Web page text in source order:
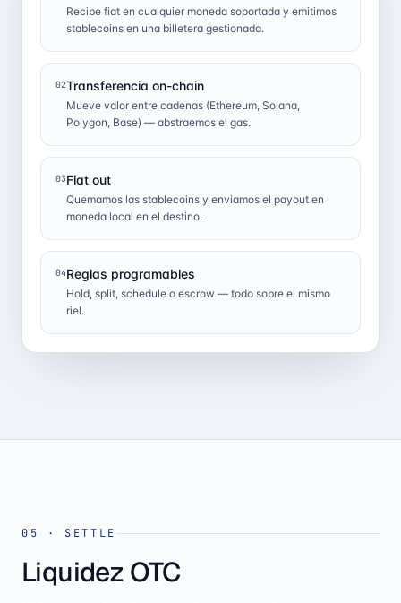
Recibe fiat en cualquier moneda soportada y emitimos
stablecoins en una billetera gestionada.
02Transferencia on-chain
Mueve valor entre cadenas (Ethereum, Solana,
Polygon, Base) — abstraemos el gas.
03Fiat out
Quemamos las stablecoins y enviamos el payout en
moneda local en el destino.
04Reglas programables
Hold, split, schedule o escrow — todo sobre el mismo
riel.
05 · SETTLE
Liquidez OTC